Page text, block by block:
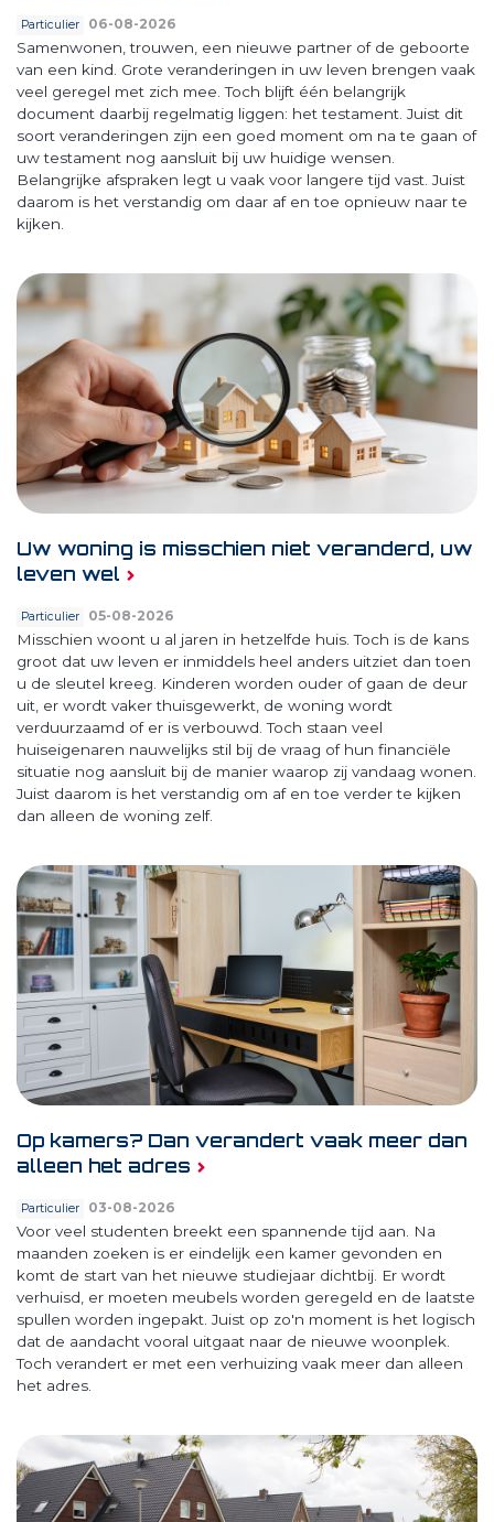
Particulier 06-08-2026
Samenwonen, trouwen, een nieuwe partner of de geboorte
van een kind. Grote veranderingen in uw leven brengen vaak
veel geregel met zich mee. Toch blijft één belangrijk
document daarbij regelmatig liggen: het testament. Juist dit
soort veranderingen zijn een goed moment om na te gaan of
uw testament nog aansluit bij uw huidige wensen.
Belangrijke afspraken legt u vaak voor langere tijd vast. Juist
daarom is het verstandig om daar af en toe opnieuw naar te
kijken.
Uw woning is misschien niet veranderd, uw
leven wel
Particulier 05-08-2026
Misschien woont u al jaren in hetzelfde huis. Toch is de kans
groot dat uw leven er inmiddels heel anders uitziet dan toen
u de sleutel kreeg. Kinderen worden ouder of gaan de deur
uit, er wordt vaker thuisgewerkt, de woning wordt
verduurzaamd of er is verbouwd. Toch staan veel
huiseigenaren nauwelijks stil bij de vraag of hun financiële
situatie nog aansluit bij de manier waarop zij vandaag wonen.
Juist daarom is het verstandig om af en toe verder te kijken
dan alleen de woning zelf.
Op kamers? Dan verandert vaak meer dan
alleen het adres
Particulier 03-08-2026
Voor veel studenten breekt een spannende tijd aan. Na
maanden zoeken is er eindelijk een kamer gevonden en
komt de start van het nieuwe studiejaar dichtbij. Er wordt
verhuisd, er moeten meubels worden geregeld en de laatste
spullen worden ingepakt. Juist op zo'n moment is het logisch
dat de aandacht vooral uitgaat naar de nieuwe woonplek.
Toch verandert er met een verhuizing vaak meer dan alleen
het adres.